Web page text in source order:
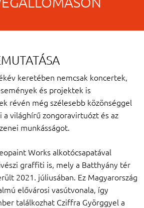
keretében nemcsak koncertek,
és projektek is
révén még szélesebb közönséggel
világhírű zongoravirtuózt és az
munkásságot.
Works alkotócsapatával
graffiti is, mely a Batthyány tér
2021. júliusában. Ez Magyarország
elővárosi vasútvonala, így
találkozhat Cziffra Györggyel a